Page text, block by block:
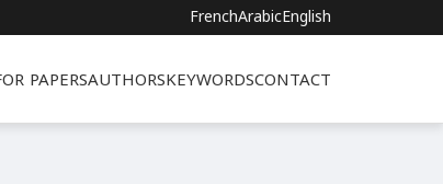
FrenchArabicEnglish
PAPERSAUTHORSKEYWORDSCONTACT